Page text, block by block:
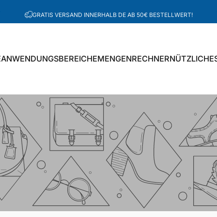
GRATIS VERSAND INNERHALB DE AB 50€ BESTELLWERT!
ANWENDUNGSBEREICHEMENGENRECHNER